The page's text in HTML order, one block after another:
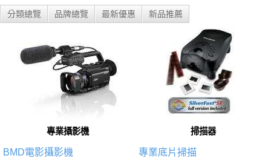
分類總覽 品牌總覽 最新優惠 新品推薦
專業攝影機
BMD電影攝影機
掃描器
專業底片掃描